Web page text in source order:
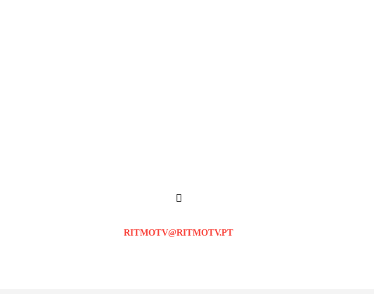
RITMOTV@RITMOTV.PT